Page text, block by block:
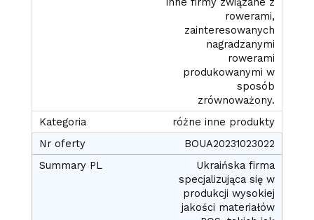
rowerami,
zainteresowanych
nagradzanymi
rowerami
produkowanymi w
sposób
zrównoważony.
różne inne produkty
BOUA20231023022
Ukraińska firma
specjalizująca się w
produkcji wysokiej
jakości materiałów